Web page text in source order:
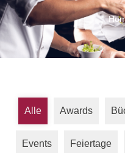
Alle Awards
Events Feiertage